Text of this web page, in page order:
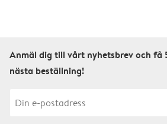
Anmäl dig till vårt nyhetsbrev och få
nästa beställning!